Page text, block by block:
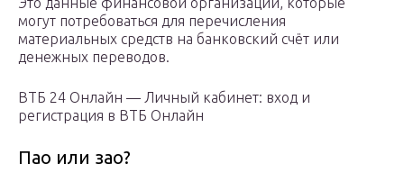
могут потребоваться для перечисления
материальных средств на банковский счёт или
денежных переводов.
ВТБ 24 Онлайн — Личный кабинет: вход и
регистрация в ВТБ Онлайн
Пао или зао?